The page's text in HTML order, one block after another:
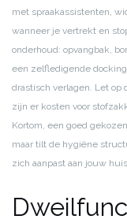
met spraakassistenten,
wanneer je vertrekt en
onderhoud: opvangbak,
een zelfledigende
drastisch verlagen. Let op
zijn er kosten voor
Kortom, een goed gekozen
maar tilt de hygiëne
zich aanpast aan jouw